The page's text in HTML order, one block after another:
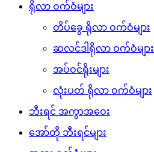
ရိုလာ ဝက်ဝံများ
တိပ်ခွေ ရိုလာ ဝက်ဝံများ
ဆလင်ဒါရိုလာ ဝက်ဝံများ
အပ်ဝင်ရိုးများ
လုံးပတ် ရိုလာ ဝက်ဝံများ
ဘီးရင် အကွာအဝေး
အော်တို ဘီးရင်များ